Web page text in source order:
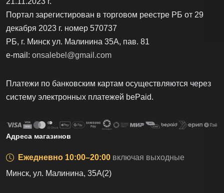
Портал зарегистирован в торговом реестре РБ от 29
декабря 2023 г. номер 570737
РБ, г. Минск ул. Малинина 35А, пав. 81
e-mail: onsalebel@gmail.com
Платежи по банковским картам осуществляются через
систему электронных платежей bеPаid.
Адреса магазинов
Ежедневно 10:00–20:00 включая выходные
Минск, ул. Малинина, 35А(2)